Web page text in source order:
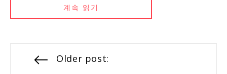
계속 읽기
Older post: